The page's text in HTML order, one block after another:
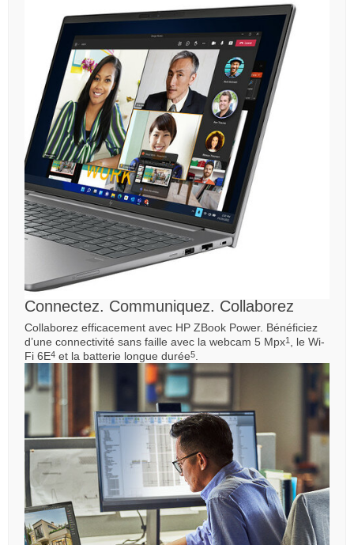
Connectez. Communiquez. Collaborez
Collaborez efficacement avec HP ZBook Power. Bénéficiez
d’une connectivité sans faille avec la webcam 5 Mpx1
, le Wi-
Fi 6E4 et la batterie longue durée5